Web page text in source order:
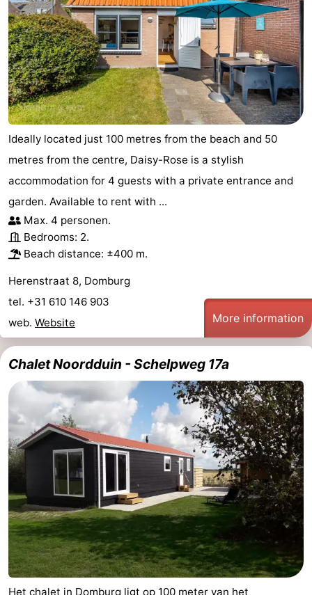
Playgrounds
-
Indoor
playgrounds
-
Bowling
centres
-
Mini
golf
courses
Wellness
centers
Villages
&
Cities
Nature
Guided
tours
Sports
-
Swimming
pools
-
Cycling
-
Hiking
-
Horse
riding
-
Riding
schools
-
Golf
courses
-
Sportfishing
Mondriaan
Toorop
Food
&
Events
Ideally located just 100 metres from the beach and 50
metres from the centre, Daisy-Rose is a stylish
accommodation for 4 guests with a private entrance and
garden. Available to rent with ...
Max. 4 personen.
Bedrooms: 2.
Beach distance: ±400 m.
Herenstraat 8, Domburg
tel. +31 610 146 903
web. Website More information
Chalet Noordduin - Schelpweg 17a
Het chalet in Domburg ligt op 100 meter van het